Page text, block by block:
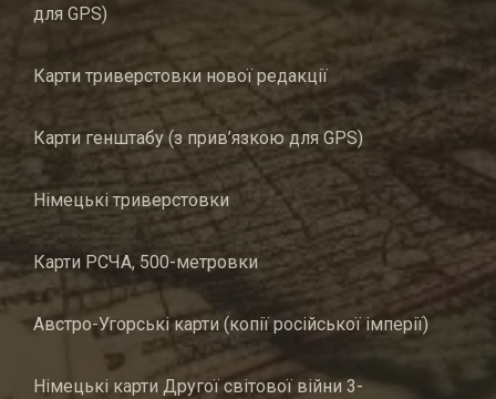
для GPS)
Карти триверстовки нової редакції
Карти генштабу (з прив’язкою для GPS)
Німецькі триверстовки
Карти РСЧА, 500-метровки
Австро-Угорські карти (копії російської імперії)
Німецькі карти Другої світової війни 3-